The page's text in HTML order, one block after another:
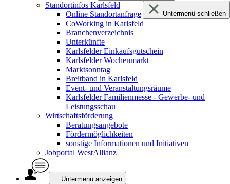
Untermenü schließen
Standortinfos Karlsfeld
Online Standortanfrage
CoWorking in Karlsfeld
Branchenverzeichnis
Unterkünfte
Karlsfelder Einkaufsgutschein
Karlsfelder Wochenmarkt
Marktsonntag
Breitband in Karlsfeld
Event- und Veranstaltungsräume
Karlsfelder Familienmesse - Gewerbe- und
Leistungsschau
Wirtschaftsförderung
Beratungsangebote
Fördermöglichkeiten
sonstige Informationen und Initiativen
Jobportal WestAllianz
Untermenü anzeigen